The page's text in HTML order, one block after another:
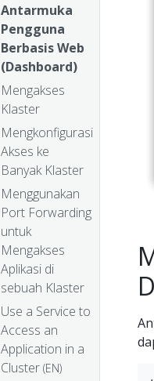
Antarmuka
Pengguna
Berbasis Web
(Dashboard)
Mengakses
Klaster
Mengkonfigurasi
Akses ke
Banyak Klaster
Menggunakan
Port Forwarding
untuk
Mengakses
Aplikasi di
sebuah Klaster
Use a Service to
Access an
Application in a
Cluster (EN)